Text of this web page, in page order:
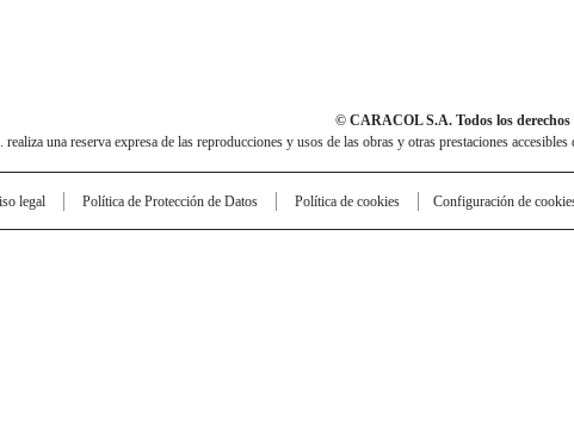
© CARACOL S.A. Todos los derechos
una reserva expresa de las reproducciones y usos de las obras y otras prestaciones
legal Política de Protección de Datos Política de cookies Configuración de